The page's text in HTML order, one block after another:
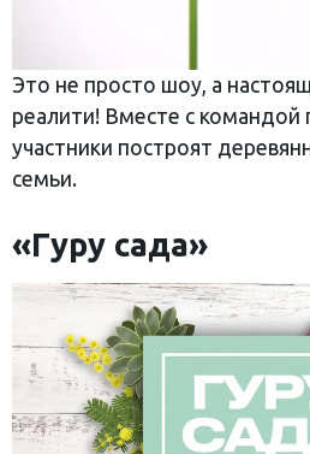
Это не просто шоу, а
реалити! Вместе с командой
участники построят
семьи.
«Гуру сада»